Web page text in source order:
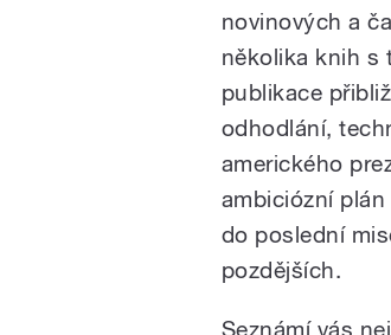
novinových a
několika knih s
publikace
odhodlání,
amerického
ambiciózní
do poslední
pozdějších.
Seznámí vás